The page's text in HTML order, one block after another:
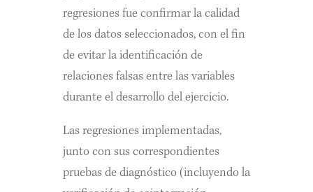
regresiones fue confirmar la calidad
de los datos seleccionados, con el fin
de evitar la identificación de
relaciones falsas entre las variables
durante el desarrollo del ejercicio.
Las regresiones implementadas,
junto con sus correspondientes
pruebas de diagnóstico (incluyendo la